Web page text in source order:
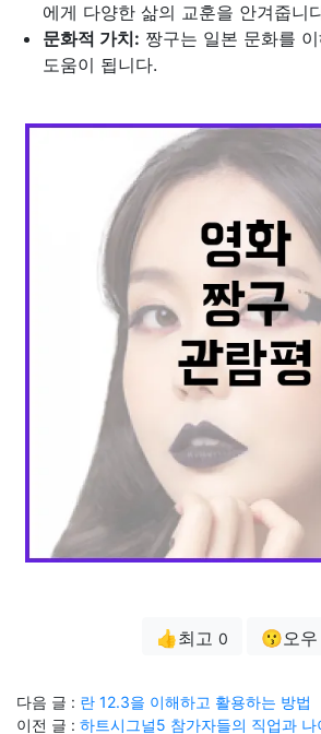
에게 다양한 삶의 교훈을 안겨줍니
문화적 가치: 짱구는 일본 문화를
도움이 됩니다.
👍최고 0 😗오우
다음 글 : 란 12.3을 이해하고 활용하는 방법
이전 글 : 하트시그널5 참가자들의 직업과 나